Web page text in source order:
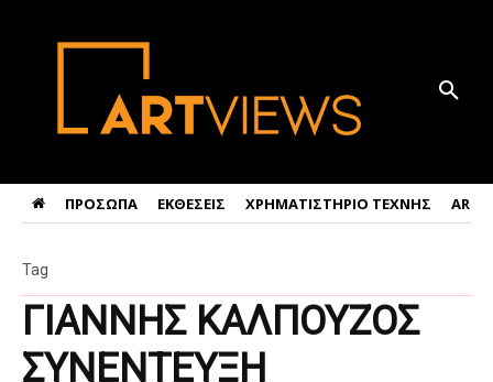
ΠΡΟΣΩΠΑ ΕΚΘΕΣΕΙΣ ΧΡΗΜΑΤΙΣΤΗΡΙΟ ΤΕΧΝΗΣ ART
ΓΙΑΝΝΗΣ ΚΑΛΠΟΥΖΟΣ
ΣΥΝΕΝΤΕΥΞΗ
Tag